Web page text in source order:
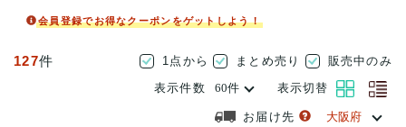
会員登録でお得なクーポンをゲットしよう！
127件 1点から まとめ売り
販売中のみ
表示件数
表示切替
お届け先